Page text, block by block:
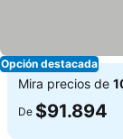
Opción destacada
Mira precios de
De $91.894